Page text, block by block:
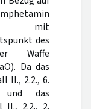
mit
des
Waffe
Da das
II., 2.2., 6.
und das